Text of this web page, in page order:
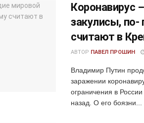
Коронавирус
закулисы,
считают в
АВТОР ПАВЕЛ ПРОШИН
Владимир Путин
заражении
ограничения в
назад. О его боязни...